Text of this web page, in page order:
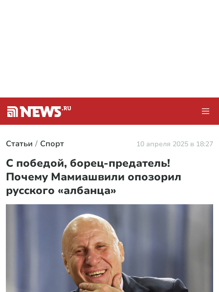
Статьи Спорт 10 апреля 2025 в 18:27
С победой, борец-предатель!
Почему Мамиашвили опозорил
русского «албанца»